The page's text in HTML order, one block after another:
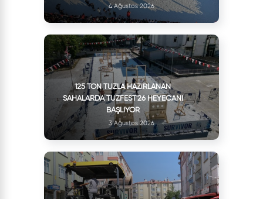
4 Ağustos 2026
125 TON TUZLA HAZIRLANAN
SAHALARDA TUZFEST'26 HEYECANI
BAŞLIYOR
3 Ağustos 2026